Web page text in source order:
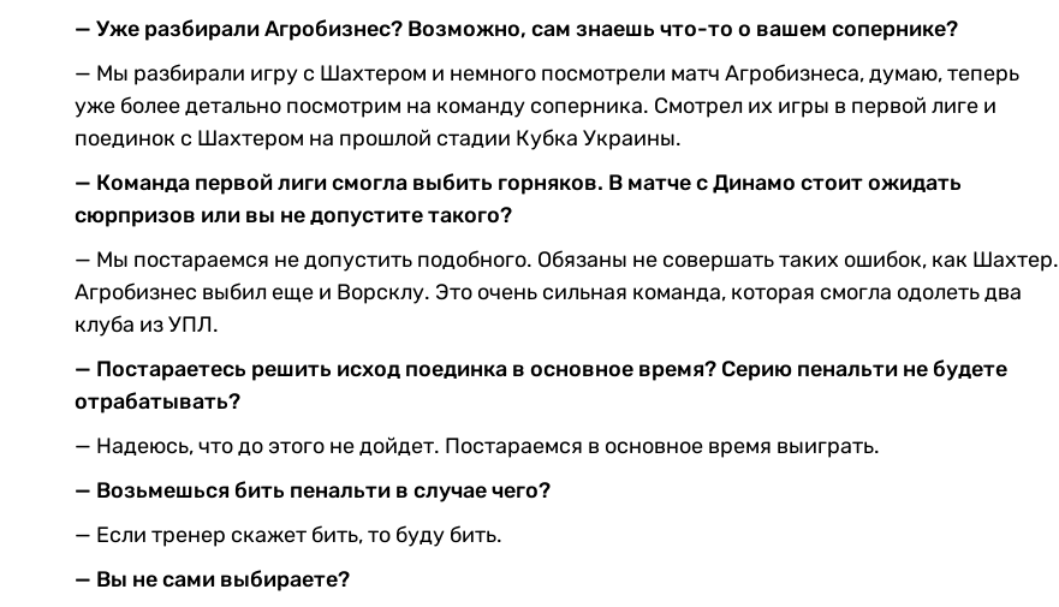
— Уже разбирали Агробизнес? Возможно, сам знаешь что-то о вашем сопернике?
— Мы разбирали игру с Шахтером и немного посмотрели матч Агробизнеса, думаю, теперь
уже более детально посмотрим на команду соперника. Смотрел их игры в первой лиге и
поединок с Шахтером на прошлой стадии Кубка Украины.
— Команда первой лиги смогла выбить горняков. В матче с Динамо стоит ожидать
сюрпризов или вы не допустите такого?
— Мы постараемся не допустить подобного. Обязаны не совершать таких ошибок, как Шахтер.
Агробизнес выбил еще и Ворсклу. Это очень сильная команда, которая смогла одолеть два
клуба из УПЛ.
— Постараетесь решить исход поединка в основное время? Серию пенальти не будете
отрабатывать?
— Надеюсь, что до этого не дойдет. Постараемся в основное время выиграть.
— Возьмешься бить пенальти в случае чего?
— Если тренер скажет бить, то буду бить.
— Вы не сами выбираете?